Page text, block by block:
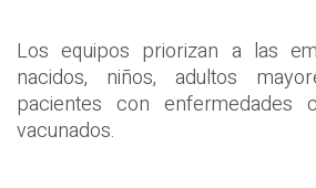
Los equipos priorizan a las
nacidos, niños, adultos
pacientes con enfermedades
vacunados.